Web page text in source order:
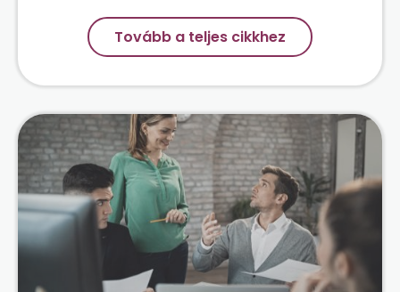
Tovább a teljes cikkhez